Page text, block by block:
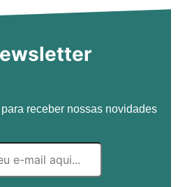
receber nossas novidades